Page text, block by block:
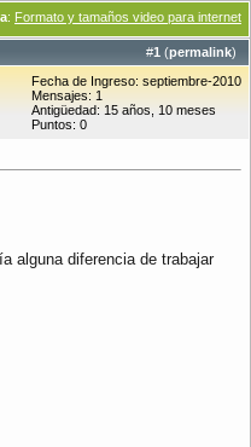
: Formato y tamaños video para internet
#1 (permalink)
Fecha de Ingreso: septiembre-2010
Mensajes: 1
Antigüedad: 15 años, 10 meses
Puntos: 0
alguna diferencia de trabajar